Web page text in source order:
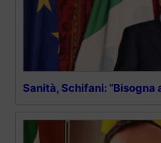
Sanità, Schifani: